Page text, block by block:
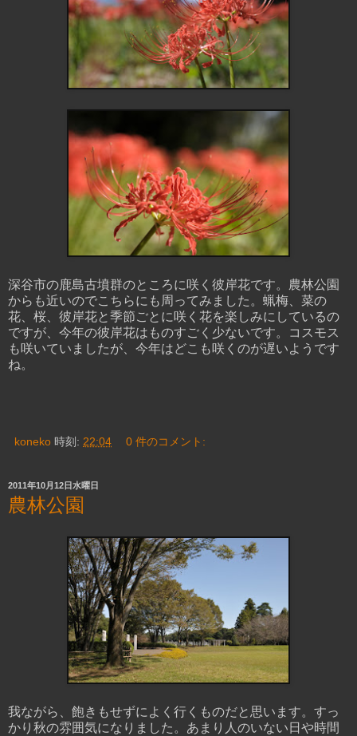
深谷市の鹿島古墳群のところに咲く彼岸花です。農林公園
からも近いのでこちらにも周ってみました。蝋梅、菜の
花、桜、彼岸花と季節ごとに咲く花を楽しみにしているの
ですが、今年の彼岸花はものすごく少ないです。コスモス
も咲いていましたが、今年はどこも咲くのが遅いようです
ね。
koneko 時刻: 22:04 0 件のコメント:
2011年10月12日水曜日
農林公園
我ながら、飽きもせずによく行くものだと思います。すっ
かり秋の雰囲気になりました。あまり人のいない日や時間